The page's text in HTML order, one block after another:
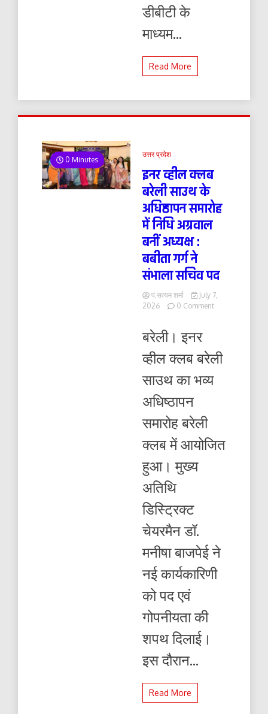
डीबीटी के
माध्यम...
Read More
0 Minutes
उत्तर प्रदेश
इनर व्हील क्लब
बरेली साउथ के
अधिष्ठापन समारोह
में निधि अग्रवाल
बनीं अध्यक्ष :
बबीता गर्ग ने
संभाला सचिव पद
पं.सत्यम शर्मा
July 7,
2026
0 Commenton
साउथ
अध्यक्ष
बरेली। इनर
व्हील क्लब बरेली
साउथ का भव्य
अधिष्ठापन
समारोह बरेली
क्लब में आयोजित
हुआ। मुख्य
अतिथि
डिस्ट्रिक्ट
चेयरमैन डॉ.
मनीषा बाजपेई ने
नई कार्यकारिणी
को पद एवं
गोपनीयता की
शपथ दिलाई।
इस दौरान...
Read More